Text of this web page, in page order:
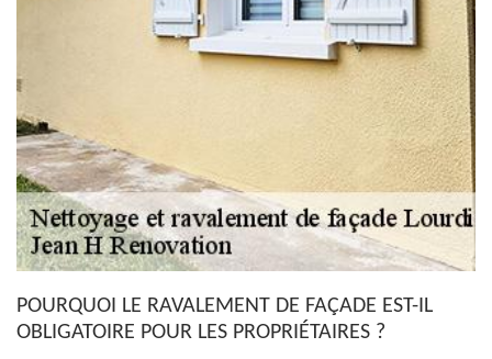
POURQUOI LE RAVALEMENT DE FAÇADE EST-IL
OBLIGATOIRE POUR LES PROPRIÉTAIRES ?